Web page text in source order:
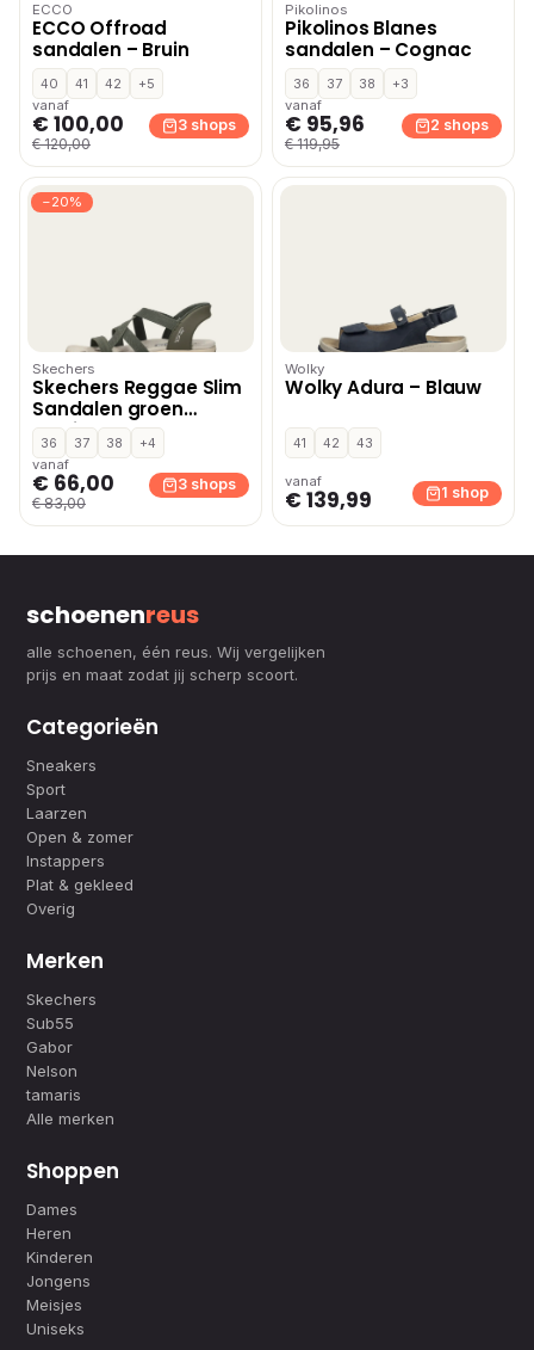
ECCO
ECCO Offroad
sandalen – Bruin
40 41 42
+5
vanaf
€ 100,00
€ 120,00
3 shops
Pikolinos
Pikolinos Blanes
sandalen – Cognac
36 37 38
+3
vanaf
€ 95,96
€ 119,95
2 shops
−20%
Skechers
Skechers Reggae Slim
Sandalen groen
Textiel
36 37 38
+4
vanaf
€ 66,00
€ 83,00
3 shops
Wolky
Wolky Adura – Blauw
41 42 43
vanaf
€ 139,99 1 shop
schoenenreus
alle schoenen, één reus. Wij vergelijken
prijs en maat zodat jij scherp scoort.
Categorieën
Sneakers
Sport
Laarzen
Open & zomer
Instappers
Plat & gekleed
Overig
Merken
Skechers
Sub55
Gabor
Nelson
tamaris
Alle merken
Shoppen
Dames
Heren
Kinderen
Jongens
Meisjes
Uniseks